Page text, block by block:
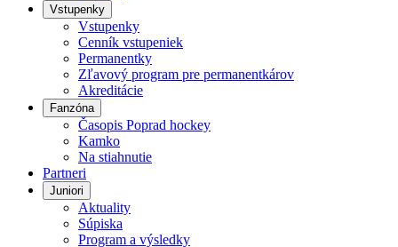
Vstupenky
Vstupenky
Cenník vstupeniek
Permanentky
Zľavový program pre permanentkárov
Akreditácie
Fanzóna
Časopis Poprad hockey
Kamko
Na stiahnutie
Partneri
Juniori
Aktuality
Súpiska
Program a výsledky